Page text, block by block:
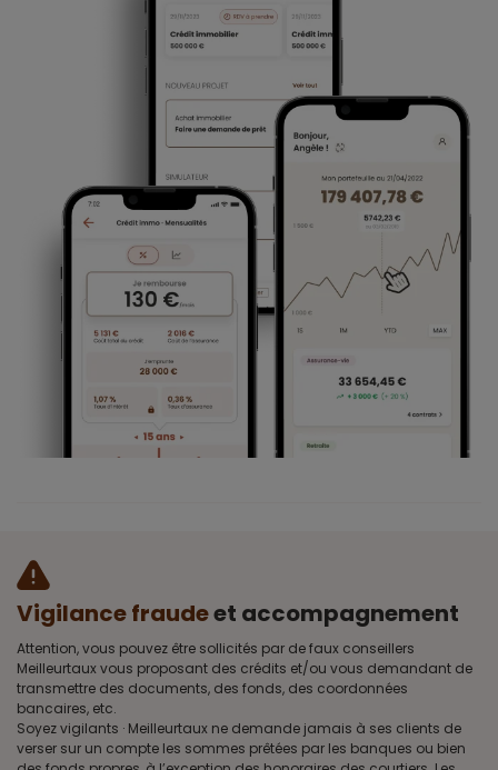
Vigilance fraudeet accompagnement
Attention, vous pouvez être sollicités par de faux conseillers
Meilleurtaux vous proposant des crédits et/ou vous demandant de
transmettre des documents, des fonds, des coordonnées
bancaires, etc.
Soyez vigilants · Meilleurtaux ne demande jamais à ses clients de
verser sur un compte les sommes prêtées par les banques ou bien